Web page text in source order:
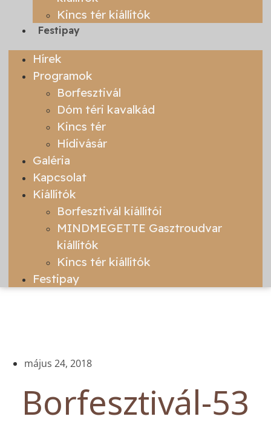
Kincs tér kiállítók
Festipay
Hírek
Programok
Borfesztivál
Dóm téri kavalkád
Kincs tér
Hídivásár
Galéria
Kapcsolat
Kiállítók
Borfesztivál kiállítói
MINDMEGETTE Gasztroudvar
kiállítók
Kincs tér kiállítók
Festipay
május 24, 2018
Borfesztivál-53